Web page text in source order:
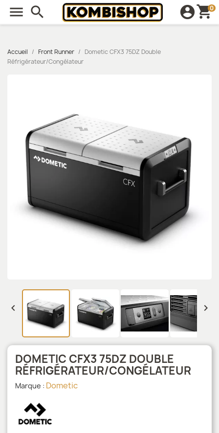
 shopping_cart
0
account_circle
search
Accueil Front Runner
Dometic CFX3 75DZ Double
Réfrigérateur/Congélateur
 
DOMETIC CFX3 75DZ DOUBLE
RÉFRIGÉRATEUR/CONGÉLATEUR
Marque : Dometic